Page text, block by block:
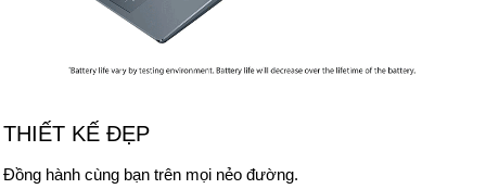
THIẾT KẾ ĐẸP
Đồng hành cùng bạn trên mọi nẻo đường.